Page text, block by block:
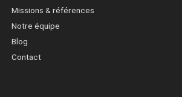
Missions & références
Notre équipe
Blog
Contact